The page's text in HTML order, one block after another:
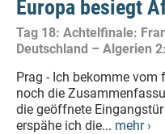
Europa besiegt
Tag 18: Achtelfinale:
Deutschland – Algerien
Prag - Ich bekomme
noch die
die geöffnete
erspähe ich die... mehr ›